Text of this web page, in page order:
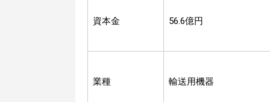
資本金 56.6億円
業種 輸送用機器